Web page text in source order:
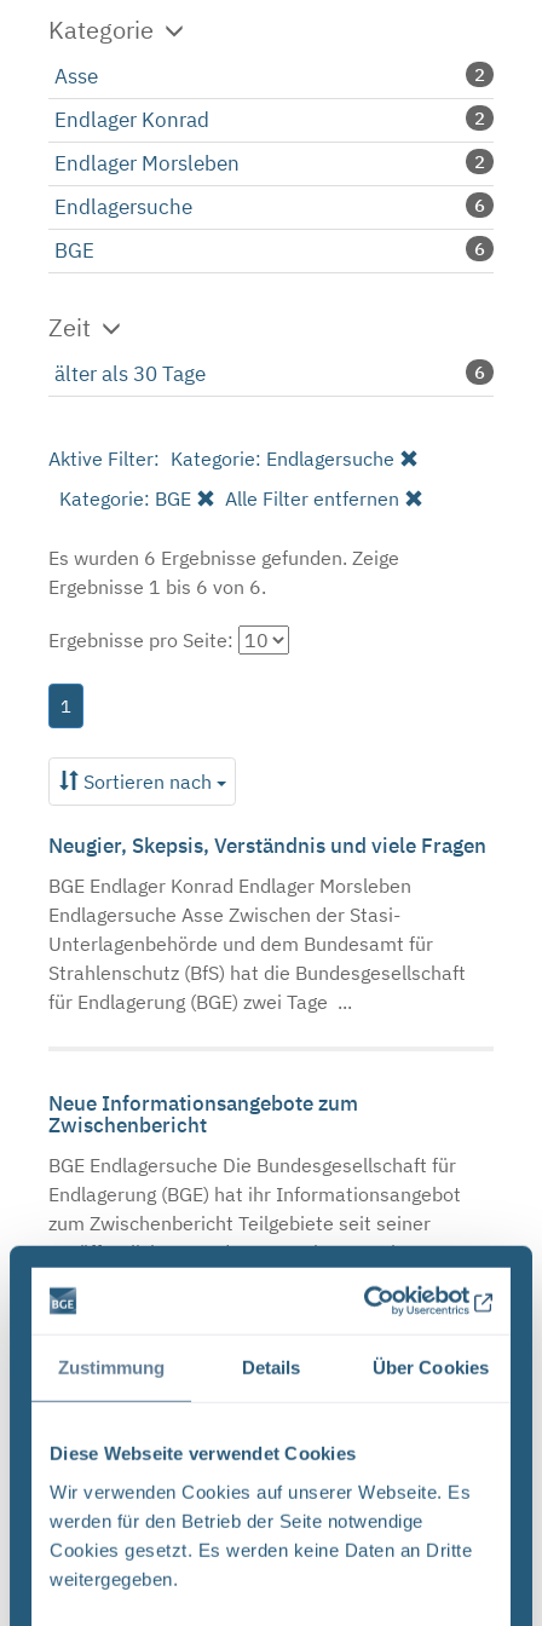
Zustimmung Details Über Cookies
Diese Webseite verwendet Cookies
Wir verwenden Cookies auf unserer Webseite. Es
werden für den Betrieb der Seite notwendige
Cookies gesetzt. Es werden keine Daten an Dritte
weitergegeben.
Kategorie
Asse 2
Endlager Konrad 2
Endlager Morsleben 2
Endlagersuche 6
BGE 6
Zeit
älter als 30 Tage 6
Aktive Filter: Kategorie: Endlagersuche
Kategorie: BGE
Alle Filter entfernen
Es wurden 6 Ergebnisse gefunden. Zeige
Ergebnisse 1 bis 6 von 6.
Ergebnisse pro Seite:
1
Sortieren nach
Neugier, Skepsis, Verständnis und viele Fragen
BGE Endlager Konrad Endlager Morsleben
Endlagersuche Asse Zwischen der Stasi-
Unterlagenbehörde und dem Bundesamt für
Strahlenschutz (BfS) hat die Bundesgesellschaft
für Endlagerung (BGE) zwei Tage ...
Neue Informationsangebote zum
Zwischenbericht
BGE Endlagersuche Die Bundesgesellschaft für
Endlagerung (BGE) hat ihr Informationsangebot
zum Zwischenbericht Teilgebiete seit seiner
Veröffentlichung Ende September erweitert. Zum
einen setzt sie ...
Endlagersuche: Neue Aufgaben, neue Struktur
Endlagerung (BGE) hat den Bereich
Standortauswahl zum Jahreswechsel neu
strukturiert. Das weiter wachsende Team ist für
die Endlagersuche und für die ...